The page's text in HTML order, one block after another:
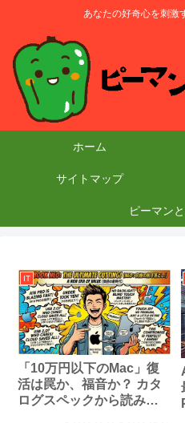
あなたの好奇心を刺激
ホーム
サイトマップ
ピーマン
IT
「10万円以下のMac」復
活は罠か、福音か？ カタ
ログスペックから読み解